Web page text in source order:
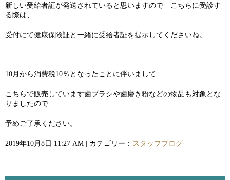
新しい受給者証が発送されていると思いますので こちらに受診す
る際は、
受付にて健康保険証と一緒に受給者証を提示してくださいね。
10月から消費税10％となったことに伴いまして
こちらで販売しています歯ブラシや歯磨き粉などの物品も対象とな
りましたので
予めご了承ください。
2019年10月8日 11:27 AM | カテゴリー： スタッフブログ